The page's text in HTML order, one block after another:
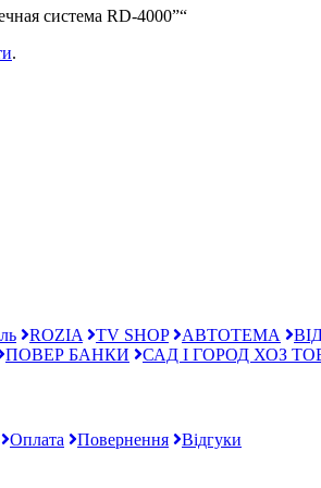
система RD-4000”“
.
ROZIA TV SHOP АВТОТЕМА
ПОВЕР БАНКИ САД І ГОРОД ХОЗ
Оплата Повернення Відгуки